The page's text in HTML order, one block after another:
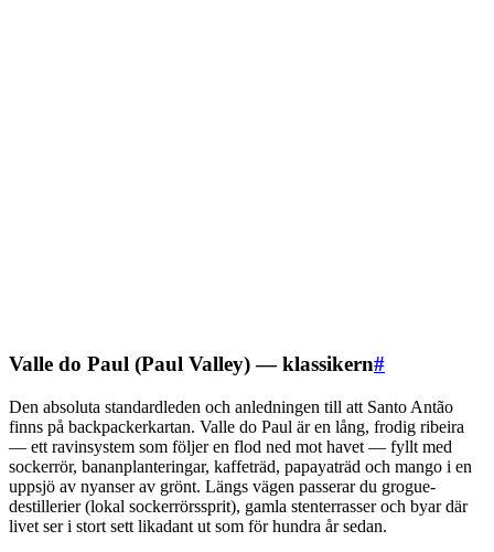
Valle do Paul (Paul Valley) — klassikern#
Den absoluta standardleden och anledningen till att Santo Antão
finns på backpackerkartan. Valle do Paul är en lång, frodig ribeira
— ett ravinsystem som följer en flod ned mot havet — fyllt med
sockerrör, bananplanteringar, kaffeträd, papayaträd och mango i en
uppsjö av nyanser av grönt. Längs vägen passerar du grogue-
destillerier (lokal sockerrörssprit), gamla stenterrasser och byar där
livet ser i stort sett likadant ut som för hundra år sedan.